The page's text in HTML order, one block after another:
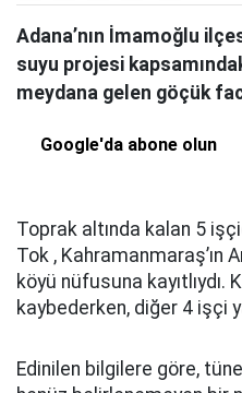
Adana’nın İmamoğlu
suyu projesi
meydana gelen göçük
Google'da abone olun
Toprak altında kalan 5
Tok , Kahramanmaraş’ın
köyü nüfusuna kayıtlıydı.
kaybederken, diğer 4 işçi
Edinilen bilgilere göre,